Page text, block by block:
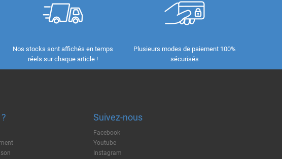
Nos stocks sont affichés en temps
réels sur chaque article !
Plusieurs modes de paiement 100%
sécurisés
Suivez-nous
Facebook
Youtube
Instagram